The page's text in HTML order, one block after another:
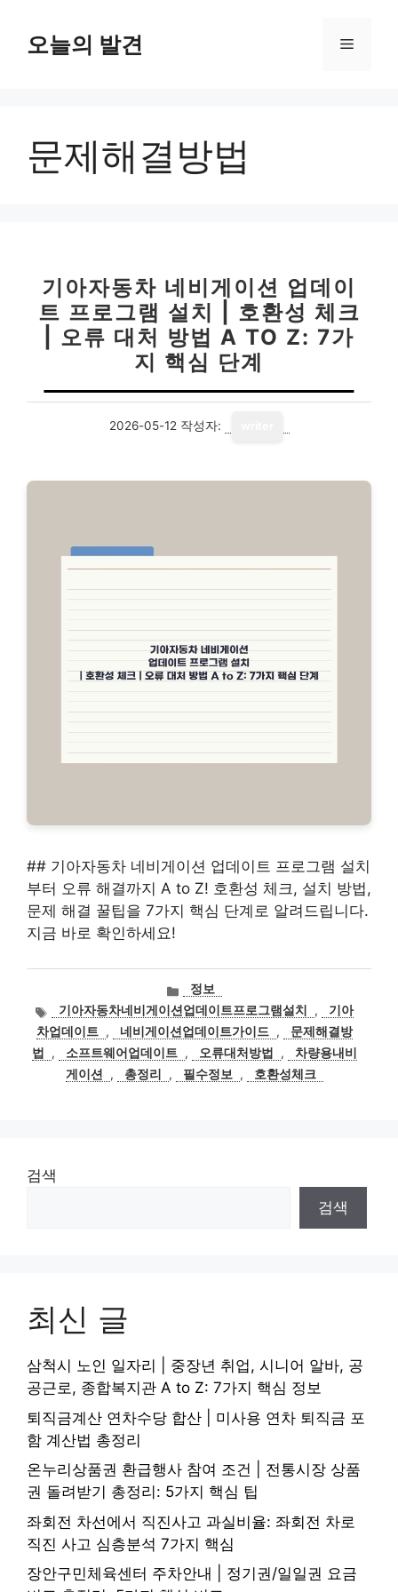
오늘의 발견 메
문제해결방법
기아자동차 네비게이션 업데이
트 프로그램 설치 | 호환성 체크
| 오류 대처 방법 A TO Z: 7가
지 핵심 단계
2026-05-12 작성자:
## 기아자동차 네비게이션 업데이트 프로그램 설치
부터 오류 해결까지 A to Z! 호환성 체크, 설치 방법,
문제 해결 꿀팁을 7가지 핵심 단계로 알려드립니다.
지금 바로 확인하세요!
카
테
고
리
정보
태
그
기아자동차네비게이션업데이트프로그램설치 ,
기아
차업데이트 , 네비게이션업데이트가이드 ,
문제해결방
법
, 소프트웨어업데이트 , 오류대처방법 ,
차량용내비
게이션
, 총정리 , 필수정보 , 호환성체크
검색
검색
최신 글
삼척시 노인 일자리 | 중장년 취업, 시니어 알바, 공
공근로, 종합복지관 A to Z: 7가지 핵심 정보
퇴직금계산 연차수당 합산 | 미사용 연차 퇴직금 포
함 계산법 총정리
온누리상품권 환급행사 참여 조건 | 전통시장 상품
권 돌려받기 총정리: 5가지 핵심 팁
좌회전 차선에서 직진사고 과실비율: 좌회전 차로
직진 사고 심층분석 7가지 핵심
장안구민체육센터 주차안내 | 정기권/일일권 요금